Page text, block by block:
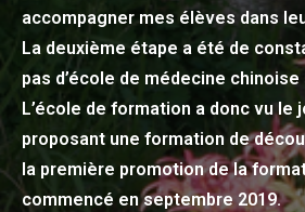
accompagner mes élèves dans
La deuxième étape a été de
pas d’école de médecine
L’école de formation a donc vu le
proposant une formation de
la première promotion de la
commencé en septembre 2019.